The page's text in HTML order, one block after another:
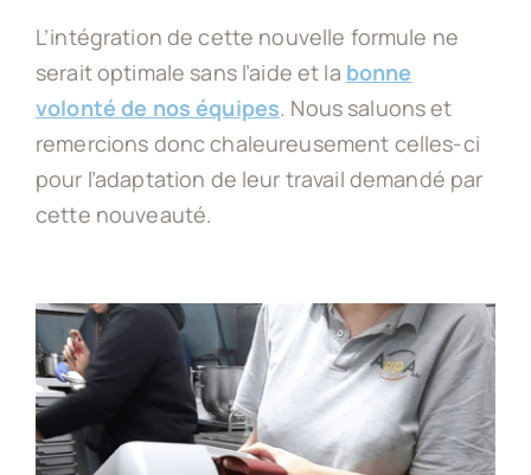
L’intégration de cette nouvelle formule ne
serait optimale sans l’aide et la bonne
volonté de nos équipes. Nous saluons et
remercions donc chaleureusement celles-ci
pour l’adaptation de leur travail demandé par
cette nouveauté.